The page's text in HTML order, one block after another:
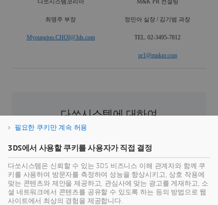
다쏘시스템코리아
최명주 부장
Myoungjoo.CHOI@3ds.com
M&K PR 컨설팅
정민아 실장 / 김기범 과장
TEL. 02-3495-7812
pr1@mnkpr.com
다쏘시스템에 대하여
스 기업이다. 기업과 사람들이 지속 가능한 혁신을
상상할 수 있도록 협업용 가상 환경을 제공한다.
3D익스피리언스 플랫폼과 애플리케이션을 통해
현실 세계의 버추얼 트윈 익스피리언스를 제공함
으로써 고객은 제품의 제작, 생산 및 라이프 사이클
필요한 쿠키만 계속 허용
3DS에서 사용할 쿠키를 사용자가 직접 결정
다쏘시스템은 신뢰할 수 있는 3DS 비즈니스 이해 관계자와 함께 쿠
키를 사용하여 방문자를 측정하여 성능을 향상시키고, 상호 작용에
맞는 콘텐츠와 제안을 제공하고, 관심사에 맞는 광고를 게재하고, 소
셜 네트워크에서 콘텐츠를 공유할 수 있도록 하는 등의 방법으로 웹
사이트에서 최상의 경험을 제공합니다.